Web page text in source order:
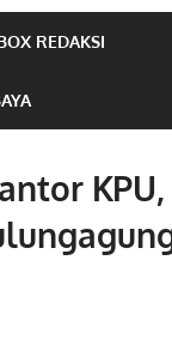
REDAKSI
KPU,